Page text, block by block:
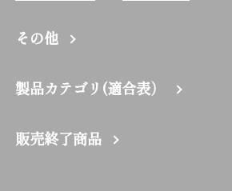
その他
製品カテゴリ(適合表）
販売終了商品